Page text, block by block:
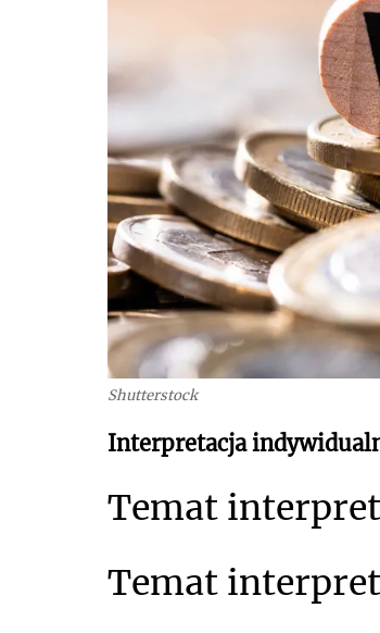
Shutterstock
Interpretacja
Temat
Temat